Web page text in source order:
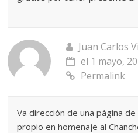
Juan Carlos
el 1 mayo,
Permalink
Va dirección de una página
propio en homenaje al